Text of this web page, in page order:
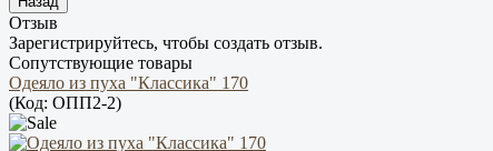
Отзыв
Зарегистрируйтесь, чтобы создать отзыв.
Сопутствующие товары
Одеяло из пуха "Классика" 170
(Код: ОПП2-2)